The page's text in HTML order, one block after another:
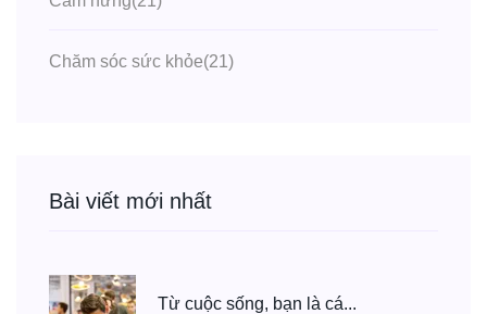
Chăm sóc sức khỏe(21)
Bài viết mới nhất
Từ cuộc sống, bạn là cá...